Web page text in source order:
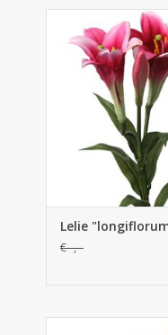
130954CE - Lelie
(easter lily), totale
Lelie
€--,--
130952LR - Lelie